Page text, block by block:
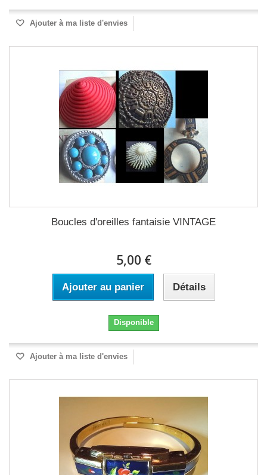
Ajouter à ma liste d'envies
Boucles d'oreilles fantaisie VINTAGE
5,00 €
Ajouter au panier Détails
Disponible
Ajouter à ma liste d'envies